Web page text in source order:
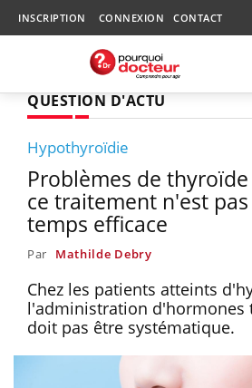
INSCRIPTION CONNEXION CONTACT
QUESTION D'ACTU
Hypothyroïdie
Problèmes de
ce traitement n'est
temps efficace
Par Mathilde Debry
Chez les patients atteints
l'administration d'hormones
doit pas être systématique.